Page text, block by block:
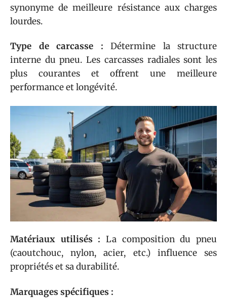
synonyme de meilleure résistance aux charges
lourdes.
Type de carcasse : Détermine la structure
interne du pneu. Les carcasses radiales sont les
plus courantes et offrent une meilleure
performance et longévité.
Matériaux utilisés : La composition du pneu
(caoutchouc, nylon, acier, etc.) influence ses
propriétés et sa durabilité.
Marquages spécifiques :